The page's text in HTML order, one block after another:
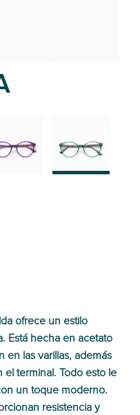
ofrece un estilo
Está hecha en acetato
en las varillas, además
terminal. Todo esto le
un toque moderno.
resistencia y